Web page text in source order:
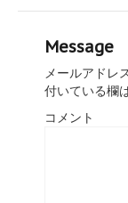
Message
メールアドレ
付いている欄
コメント